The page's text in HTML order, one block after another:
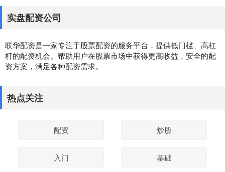
实盘配资公司
联华配资是一家专注于股票配资的服务平台，提供低门槛、高杠
杆的配资机会。帮助用户在股票市场中获得更高收益，安全的配
资方案，满足各种配资需求。
热点关注
配资 炒股
入门 基础